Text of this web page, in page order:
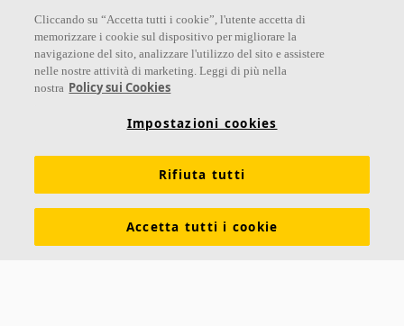
Links
Dichiarazioni di Performance Informazioni legali
Scarica le nostre brochure Segnalazioni Whistleblowing
Cliccando su “Accetta tutti i cookie”, l'utente accetta di
memorizzare i cookie sul dispositivo per migliorare la
navigazione del sito, analizzare l'utilizzo del sito e assistere
nelle nostre attività di marketing. Leggi di più nella
nostra Policy sui Cookies
Impostazioni cookies
Rifiuta tutti
Accetta tutti i cookie